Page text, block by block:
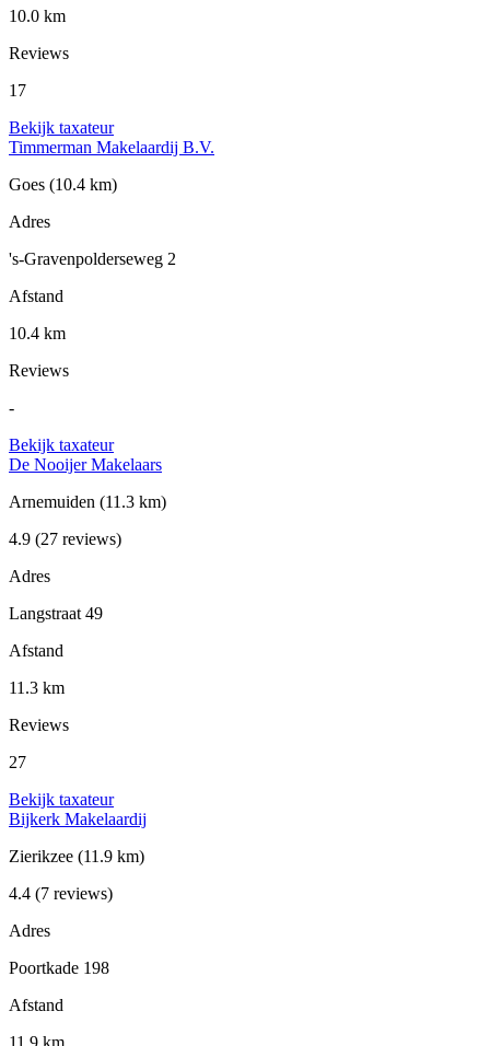
10.0 km
Reviews
17
Bekijk taxateur
Timmerman Makelaardij B.V.
Goes (10.4 km)
Adres
's-Gravenpolderseweg 2
Afstand
10.4 km
Reviews
-
Bekijk taxateur
De Nooijer Makelaars
Arnemuiden (11.3 km)
4.9 (27 reviews)
Adres
Langstraat 49
Afstand
11.3 km
Reviews
27
Bekijk taxateur
Bijkerk Makelaardij
Zierikzee (11.9 km)
4.4 (7 reviews)
Adres
Poortkade 198
Afstand